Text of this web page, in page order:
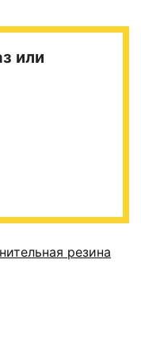
или
резина